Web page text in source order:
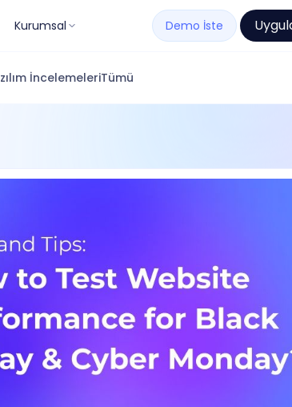
Kurumsal Demo İste
İncelemeleriTümü